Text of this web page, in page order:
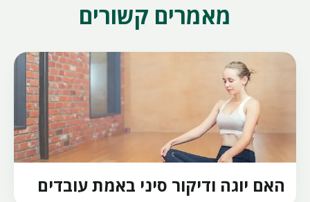
מאמרים קשורים
האם יוגה ודיקור סיני באמת עובדים